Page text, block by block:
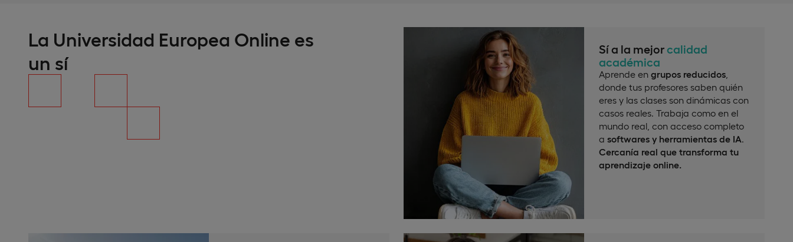
La Universidad Europea Online es
un sí
Sí a la mejorcalidad
académica
Aprende en grupos reducidos
donde tus profesores saben quién
eres y las clases son dinámicas con
casos reales. Trabaja como en el
mundo real, con acceso completo
a softwares y herramientas de IA.
Cercanía real que transforma tu
aprendizaje online.